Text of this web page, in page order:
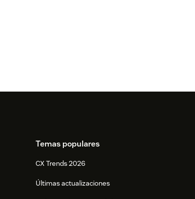
Temas populares
CX Trends 2026
Últimas actualizaciones